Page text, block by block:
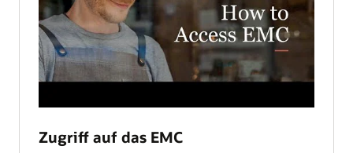
Zugriff auf das EMC